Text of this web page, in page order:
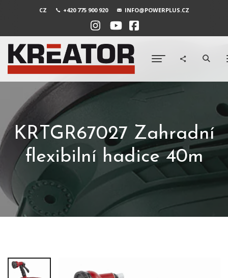
CZ +420 775 900 920 INFO@POWERPLUS.CZ
KRTGR67027 Zahradní
flexibilní hadice 40m